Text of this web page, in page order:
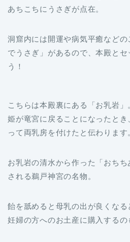
あちこちにうさぎが点在。
洞窟内には開運や病気平癒など
でうさぎ」があるので、本殿とセ
う！
こちらは本殿裏にある「お乳岩
姫が竜宮に戻ることになったと
って両乳房を付けたと伝わります
お乳岩の清水から作った「おち
される鵜戸神宮の名物。
飴を舐めると母乳の出が良くなる
妊婦の方へのお土産に購入するの